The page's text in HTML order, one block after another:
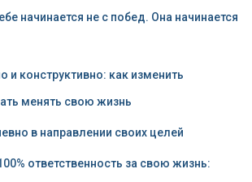
начинается не с побед. Она начинается
и конструктивно: как изменить
менять свою жизнь
в направлении своих целей
ответственность за свою жизнь: